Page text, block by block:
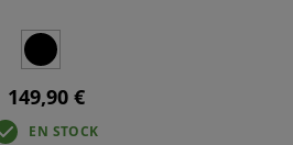
149,90 €
EN STOCK